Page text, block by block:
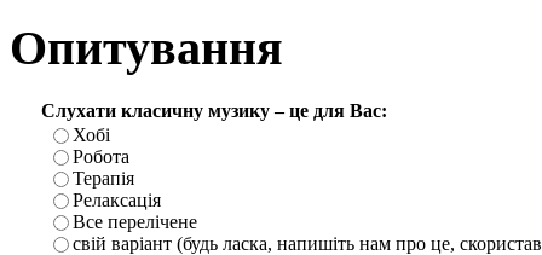
Опитування
Слухати класичну музику – це для Вас:
Хобі
Робота
Терапія
Релаксація
Все перелічене
свій варіант (будь ласка, напишіть нам про це,